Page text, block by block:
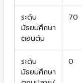
ระดับ
มัธยมศึกษา
ตอนต้น
70
ระดับ
มัธยมศึกษา
0